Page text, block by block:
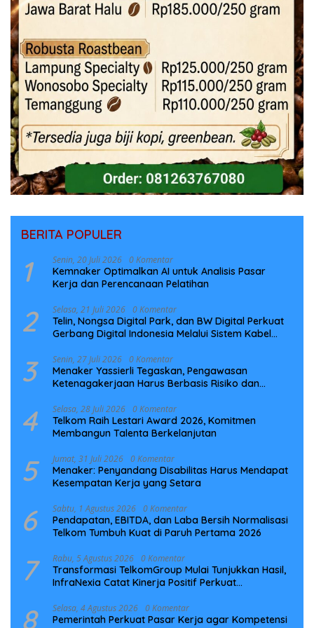
BERITA POPULER
1 Senin, 20 Juli 2026 0 Komentar
Kemnaker Optimalkan AI untuk Analisis Pasar
Kerja dan Perencanaan Pelatihan
2 Selasa, 21 Juli 2026 0 Komentar
Telin, Nongsa Digital Park, dan BW Digital Perkuat
Gerbang Digital Indonesia Melalui Sistem Kabel
3 Senin, 27 Juli 2026 0 Komentar
Menaker Yassierli Tegaskan, Pengawasan
Ketenagakerjaan Harus Berbasis Risiko dan
4 Selasa, 28 Juli 2026 0 Komentar
Telkom Raih Lestari Award 2026, Komitmen
Membangun Talenta Berkelanjutan
5 Jumat, 31 Juli 2026 0 Komentar
Menaker: Penyandang Disabilitas Harus Mendapat
Kesempatan Kerja yang Setara
6 Sabtu, 1 Agustus 2026 0 Komentar
Pendapatan, EBITDA, dan Laba Bersih Normalisasi
Telkom Tumbuh Kuat di Paruh Pertama 2026
7 Rabu, 5 Agustus 2026 0 Komentar
Transformasi TelkomGroup Mulai Tunjukkan Hasil,
InfraNexia Catat Kinerja Positif Perkuat
8 Selasa, 4 Agustus 2026 0 Komentar
Pemerintah Perkuat Pasar Kerja agar Kompetensi